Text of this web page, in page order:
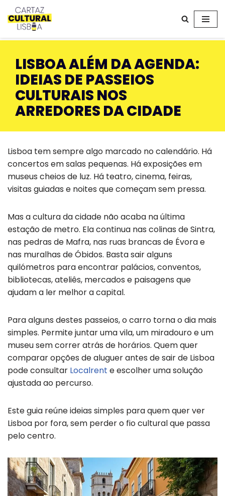
Avançar
para
conteúdo
LISBOA ALÉM DA AGENDA:
IDEIAS DE PASSEIOS
CULTURAIS NOS
ARREDORES DA CIDADE
Lisboa tem sempre algo marcado no calendário. Há
concertos em salas pequenas. Há exposições em
museus cheios de luz. Há teatro, cinema, feiras,
visitas guiadas e noites que começam sem pressa.
Mas a cultura da cidade não acaba na última
estação de metro. Ela continua nas colinas de Sintra,
nas pedras de Mafra, nas ruas brancas de Évora e
nas muralhas de Óbidos. Basta sair alguns
quilómetros para encontrar palácios, conventos,
bibliotecas, ateliês, mercados e paisagens que
ajudam a ler melhor a capital.
Para alguns destes passeios, o carro torna o dia mais
simples. Permite juntar uma vila, um miradouro e um
museu sem correr atrás de horários. Quem quer
comparar opções de aluguer antes de sair de Lisboa
pode consultar Localrent e escolher uma solução
ajustada ao percurso.
Este guia reúne ideias simples para quem quer ver
Lisboa por fora, sem perder o fio cultural que passa
pelo centro.